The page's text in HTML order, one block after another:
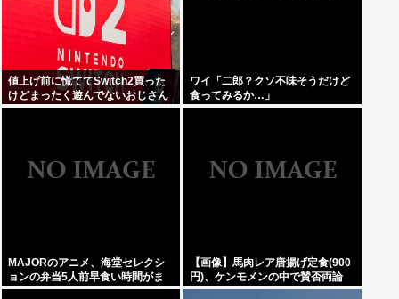
値上げ前に慌ててSwitch2買った
けどまったく遊んでないおじさん
いるでしょ
ワイ「二郎？クソ不味そうだけど
食ってみるか…」
MAJORのアニメ、海堂セレクシ
ョンの弁当5人前早食い時間がま
るまるカットされていた…
【画像】馬肉レア唐揚げ定食(900
円)、ケンモメンの中で賛否両論